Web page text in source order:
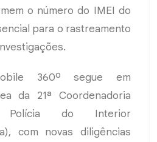
o número do IMEI do
para o rastreamento
360º segue em
da 21ª Coordenadoria
do Interior
com novas diligências